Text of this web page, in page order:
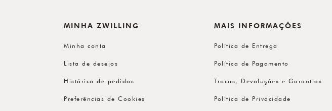
MINHA ZWILLING
Minha conta
Lista de desejos
Histórico de pedidos
Preferências de Cookies
MAIS INFORMAÇÕES
Política de Entrega
Política de Pagamento
Trocas, Devoluções e Garantias
Política de Privacidade